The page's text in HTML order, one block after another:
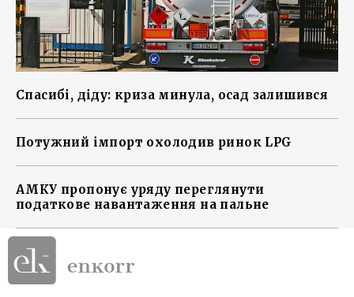
Спасибі, діду: криза минула, осад залишився
Потужний імпорт охолодив ринок LPG
АМКУ пропонує уряду переглянути
податкове навантаження на пальне